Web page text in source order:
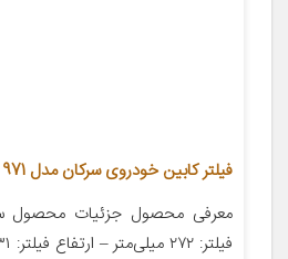
فیلتر کابین خودروی سرکان مدل SF 971
معرفی محصول جزئیات محصول